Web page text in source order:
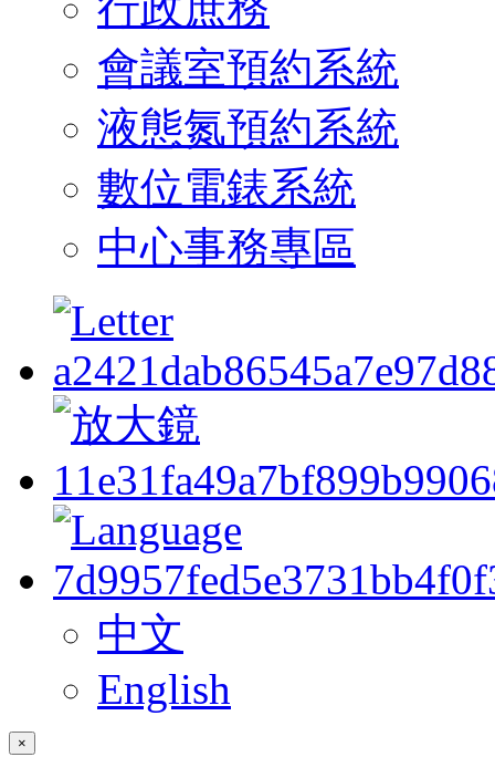
會議室預約系統
液態氮預約系統
數位電錶系統
中心事務專區
中文
English
×